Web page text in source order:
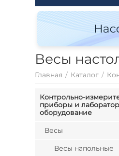
Весы
Главная / Каталог /
Контрольно-
приборы и
оборудование
Весы
Весы напольные